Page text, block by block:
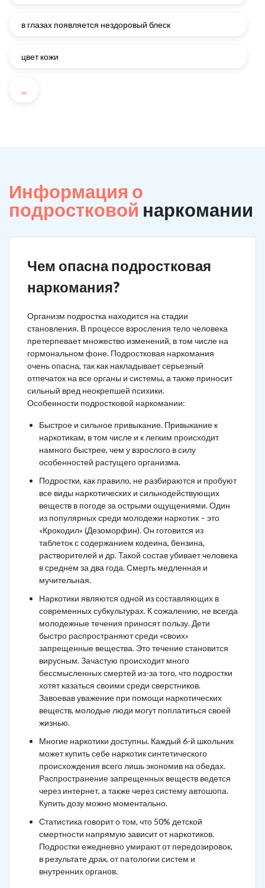
в глазах появляется нездоровый блеск
цвет кожи
...
Информация о
подростковой наркомании
Чем опасна подростковая
наркомания?
Организм подростка находится на стадии
становления. В процессе взросления тело человека
претерпевает множество изменений, в том числе на
гормональном фоне. Подростковая наркомания
очень опасна, так как накладывает серьезный
отпечаток на все органы и системы, а также приносит
сильный вред неокрепшей психики.
Особенности подростковой наркомании:
Быстрое и сильное привыкание. Привыкание к
наркотикам, в том числе и к легким происходит
намного быстрее, чем у взрослого в силу
особенностей растущего организма.
Подростки, как правило, не разбираются и пробуют
все виды наркотических и сильнодействующих
веществ в погоде за острыми ощущениями. Один
из популярных среди молодежи наркотик – это
«Крокодил» (Дезоморфин). Он готовится из
таблеток с содержанием кодеина, бензина,
растворителей и др. Такой состав убивает человека
в среднем за два года. Смерть медленная и
мучительная.
Наркотики являются одной из составляющих в
современных субкультурах. К сожалению, не всегда
молодежные течения приносят пользу. Дети
быстро распространяют среди «своих»
запрещенные вещества. Это течение становится
вирусным. Зачастую происходит много
бессмысленных смертей из-за того, что подростки
хотят казаться своими среди сверстников.
Завоевав уважение при помощи наркотических
веществ, молодые люди могут поплатиться своей
жизнью.
Многие наркотики доступны. Каждый 6-й школьник
может купить себе наркотик синтетического
происхождения всего лишь экономив на обедах.
Распространение запрещенных веществ ведется
через интернет, а также через систему автошопа.
Купить дозу можно моментально.
Статистика говорит о том, что 50% детской
смертности напрямую зависит от наркотиков.
Подростки ежедневно умирают от передозировок,
в результате драк, от патологии систем и
внутренних органов.